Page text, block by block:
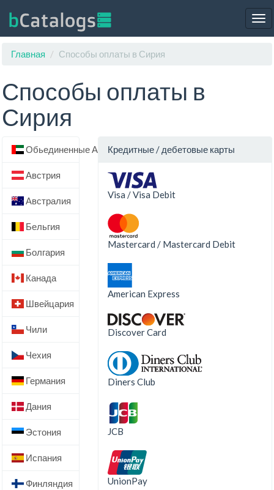
Главная
Способы оплаты в Сирия
Способы оплаты в
Сирия
Обьединенные Арабские Эмираты
Австрия
Австралия
Бельгия
Болгария
Канада
Швейцария
Чили
Чехия
Германия
Дания
Эстония
Испания
Финляндия
Кредитные / дебетовые карты
Visa / Visa Debit
Mastercard / Mastercard Debit
American Express
Discover Card
Diners Club
JCB
UnionPay